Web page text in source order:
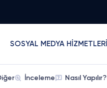
SOSYAL MEDYA HİZMETLERİ
İnceleme Nasıl Yapılır?